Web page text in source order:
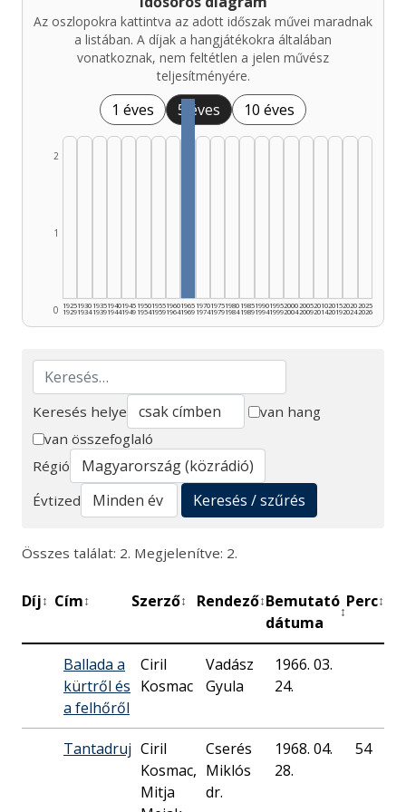
Az oszlopokra kattintva az adott időszak művei maradnak
a listában. A díjak a hangjátékokra általában
vonatkoznak, nem feltétlen a jelen művész
teljesítményére.
1 éves 5 éves 10 éves
0
1
2
1925
1929
1930
1934
1935
1939
1940
1944
1945
1949
1950
1954
1955
1959
1960
1964
1965
1969
1970
1974
1975
1979
1980
1984
1985
1989
1990
1994
1995
1999
2000
2004
2005
2009
2010
2014
2015
2019
2020
2024
2025
2026
Keresés
Keresés helye
van hang
van összefoglaló
Régió
Évtized
Keresés / szűrés
Összes találat: 2. Megjelenítve: 2.
Díj↕ Cím↕ Szerző↕ Rendező↕Bemutató
dátuma
↕
Perc↕
Ballada a
kürtről és
a felhőről
Ciril
Kosmac
Vadász
Gyula
1966. 03.
24.
Tantadruj Ciril
Kosmac,
Mitja
Cserés
Miklós
dr.
1968. 04.
28.
54